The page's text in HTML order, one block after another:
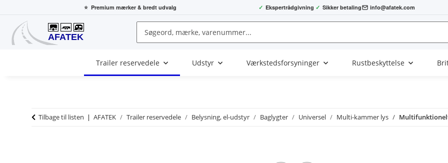
⭐ Premium mærker & bredt udvalg ✓ Ekspertrådgivning ✓ Sikker betaling info@afatek.com
Trailer reservedele Udstyr Værkstedsforsyninger Rustbeskyttelse
Tilbage til listen AFATEK Trailer reservedele Belysning, el-udstyr Baglygter Universel Multi-kammer lys